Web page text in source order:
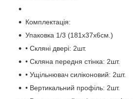
Комплектація:
Упаковка 1/3 (181x37x6см.)
• Скляні двері: 2шт.
• Скляна передня стінка: 2шт.
• Ущільнювач силіконовий: 2шт.
• Вертикальний профіль: 2шт.